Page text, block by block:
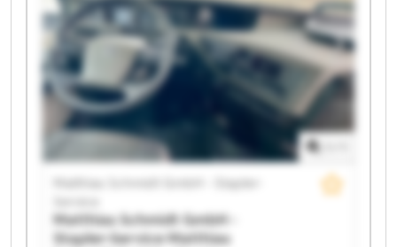
Service Matthias Schmidt GmbH - Stapler-Service
Matthias Schmidt GmbH - Stapler-Service Matthias
Schmidt GmbH - Stapler-Service Matthias Schmidt
GmbH - Stapler-Service Matthias Schmidt GmbH -
Stapler-Service Matthias Schmidt GmbH - Stapler-
Service Matthias Schmidt GmbH - Stapler-Service
Matthias Schmidt GmbH - Stapler-Service Matthias
Schmidt GmbH - Stapler-Service
Matthias Schmidt GmbH - Stapler-
Matthias Schmidt GmbH -
Stapler-ServiceMatthias